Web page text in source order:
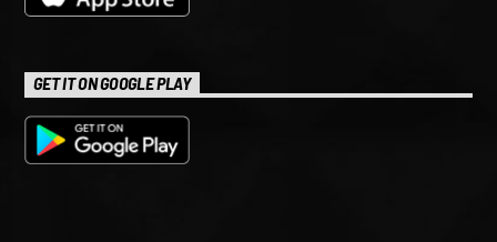
GET IT ON GOOGLE PLAY